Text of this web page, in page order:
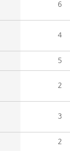
6
4
5
2
3
2